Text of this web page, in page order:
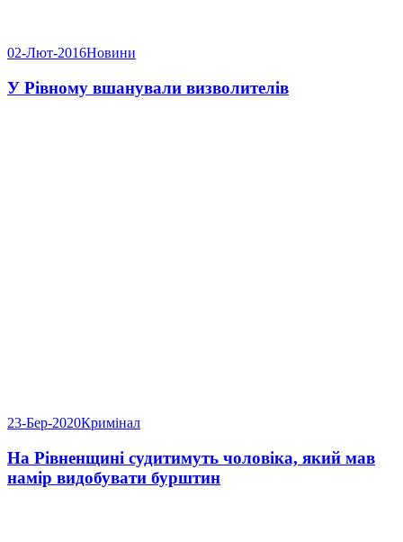
02-Лют-2016Новини
У Рівному вшанували визволителів
23-Бер-2020Кримінал
На Рівненщині судитимуть чоловіка, який мав
намір видобувати бурштин